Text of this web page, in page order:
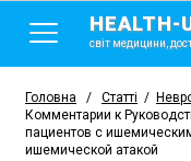
HEALTH-
світ медицини,
Головна / Статті /
Комментарии к
пациентов с
ишемической атакой